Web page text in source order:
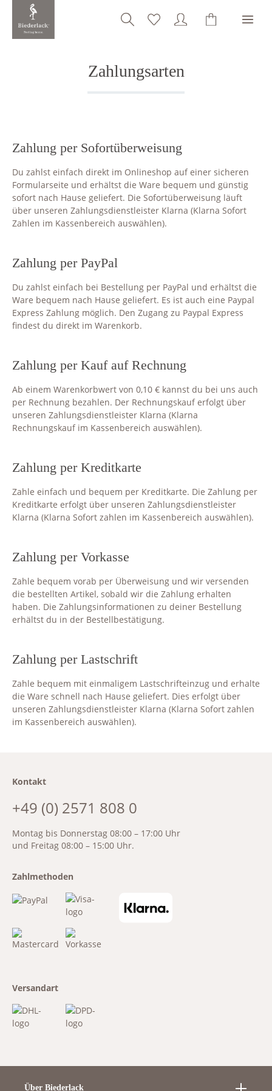
springen
Zahlungsarten
Zahlung per Sofortüberweisung
Du zahlst einfach direkt im Onlineshop auf einer sicheren
Formularseite und erhältst die Ware bequem und günstig
sofort nach Hause geliefert. Die Sofortüberweisung läuft
über unseren Zahlungsdienstleister Klarna (Klarna Sofort
Zahlen im Kassenbereich auswählen).
Zahlung per PayPal
Du zahlst einfach bei Bestellung per PayPal und erhältst die
Ware bequem nach Hause geliefert. Es ist auch eine Paypal
Express Zahlung möglich. Den Zugang zu Paypal Express
findest du direkt im Warenkorb.
Zahlung per Kauf auf Rechnung
Ab einem Warenkorbwert von 0,10 € kannst du bei uns auch
per Rechnung bezahlen. Der Rechnungskauf erfolgt über
unseren Zahlungsdienstleister Klarna (Klarna
Rechnungskauf im Kassenbereich auswählen).
Zahlung per Kreditkarte
Zahle einfach und bequem per Kreditkarte. Die Zahlung per
Kreditkarte erfolgt über unseren Zahlungsdienstleister
Klarna (Klarna Sofort zahlen im Kassenbereich auswählen).
Zahlung per Vorkasse
Zahle bequem vorab per Überweisung und wir versenden
die bestellten Artikel, sobald wir die Zahlung erhalten
haben. Die Zahlungsinformationen zu deiner Bestellung
erhältst du in der Bestellbestätigung.
Zahlung per Lastschrift
Zahle bequem mit einmaligem Lastschrifteinzug und erhalte
die Ware schnell nach Hause geliefert. Dies erfolgt über
unseren Zahlungsdienstleister Klarna (Klarna Sofort zahlen
im Kassenbereich auswählen).
Kontakt
+49 (0) 2571 808 0
Montag bis Donnerstag 08:00 – 17:00 Uhr
und Freitag 08:00 – 15:00 Uhr.
Zahlmethoden
Versandart
Über Biederlack